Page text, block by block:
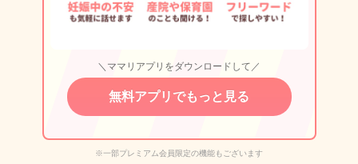
＼ママリアプリをダウンロードして／
無料アプリでもっと見る
※一部プレミアム会員限定の機能もございます